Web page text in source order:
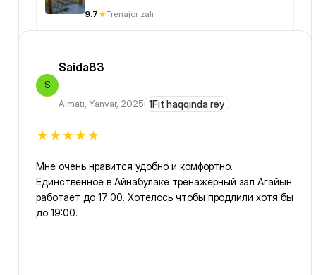
9.7 Trenajor zalı
S
Saida83
Almatı, Yanvar, 2025 1Fit haqqında rəy
Мне очень нравится удобно и комфортно.
Единственное в Айнабулаке тренажерный зал Агайын
работает до 17:00. Хотелось чтобы продлили хотя бы
до 19:00.